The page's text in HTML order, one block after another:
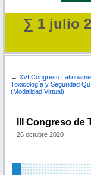
∑ 1 julio
← XVI Congreso
Toxicología y Seguridad
(Modalidad Virtual)
III Congreso
26 octubre 2020